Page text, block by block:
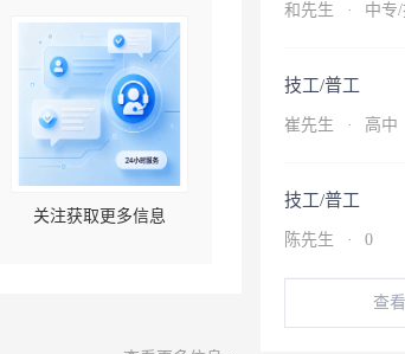
关注获取更多信息
和先生 · 中专
技工/普工
崔先生 · 高中
技工/普工
陈先生 · 0
查